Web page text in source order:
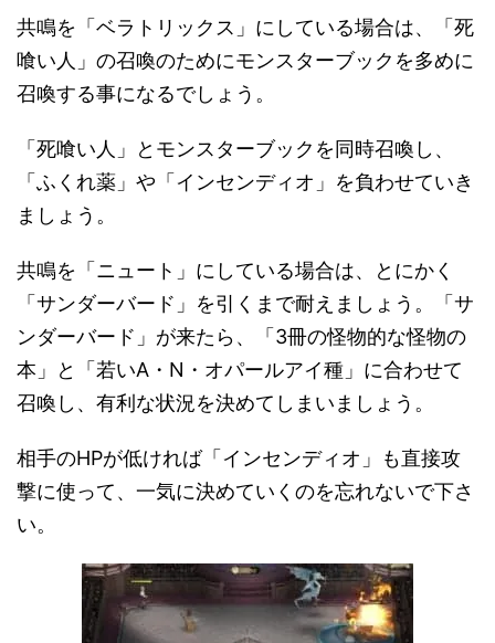
共鳴を「ベラトリックス」にしている場合は、「死
喰い人」の召喚のためにモンスターブックを多めに
召喚する事になるでしょう。
「死喰い人」とモンスターブックを同時召喚し、
「ふくれ薬」や「インセンディオ」を負わせていき
ましょう。
共鳴を「ニュート」にしている場合は、とにかく
「サンダーバード」を引くまで耐えましょう。「サ
ンダーバード」が来たら、「3冊の怪物的な怪物の
本」と「若いA・N・オパールアイ種」に合わせて
召喚し、有利な状況を決めてしまいましょう。
相手のHPが低ければ「インセンディオ」も直接攻
撃に使って、一気に決めていくのを忘れないで下さ
い。